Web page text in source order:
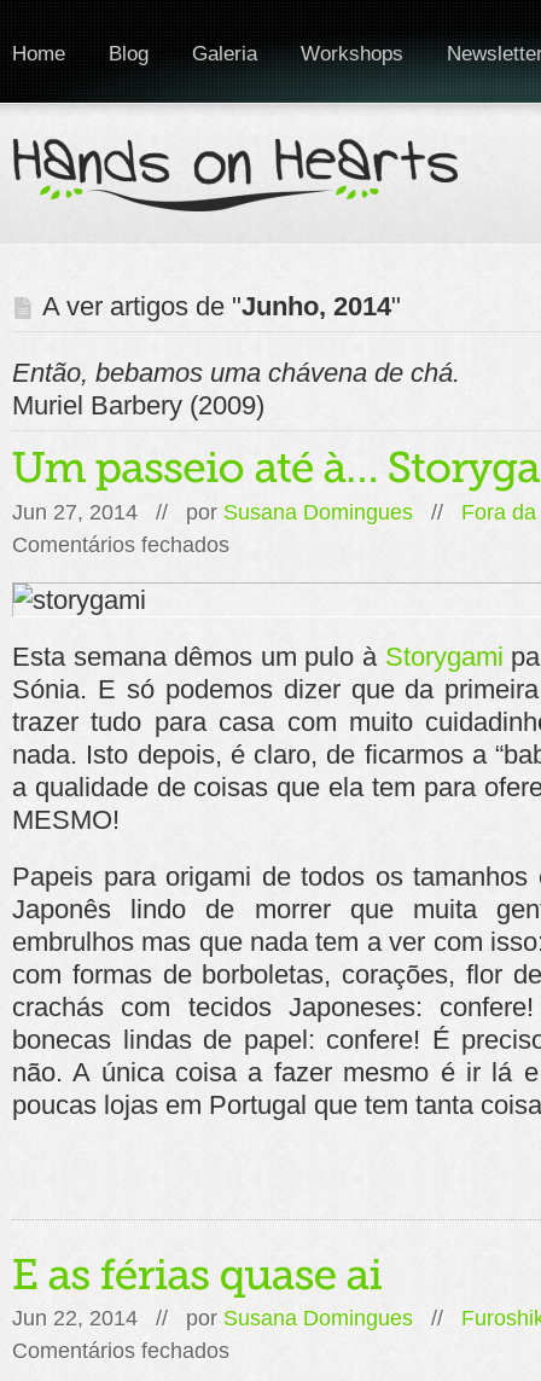
Home Blog Galeria Workshops
A ver artigos de "Junho, 2014"
Então, bebamos uma chávena de chá.
Muriel Barbery (2009)
Jun 27, 2014 // por Susana Domingues // Fora
Comentários fechados
Esta semana dêmos um pulo à Storygami
Sónia. E só podemos dizer que da
trazer tudo para casa com muito
nada. Isto depois, é claro, de ficarmos a
a qualidade de coisas que ela tem para
MESMO!
Papeis para origami de todos os
Japonês lindo de morrer que muita
embrulhos mas que nada tem a ver com
com formas de borboletas, corações, flor
crachás com tecidos Japoneses:
bonecas lindas de papel: confere! É
não. A única coisa a fazer mesmo é ir lá
poucas lojas em Portugal que tem tanta
Jun 22, 2014 // por Susana Domingues //
Comentários fechados